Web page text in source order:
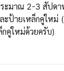
ะมาณ 2-3 สัปดา
ป้ายเหล็กคู่ใหม่
คู่ใหม่ด้วยครับ)